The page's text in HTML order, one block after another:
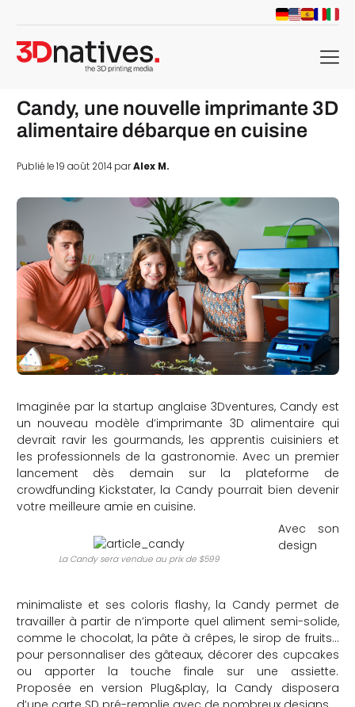
menu
Candy, une nouvelle imprimante 3D
alimentaire débarque en cuisine
Publié le 19 août 2014 parAlex M.
Imaginée par la startup anglaise 3Dventures, Candy est
un nouveau modèle d’imprimante 3D alimentaire qui
devrait ravir les gourmands, les apprentis cuisiniers et
les professionnels de la gastronomie. Avec un premier
lancement dès demain sur la plateforme de
crowdfunding Kickstater, la Candy pourrait bien devenir
votre meilleure amie en cuisine.
La Candy sera vendue au prix de $599
Avec son
design
minimaliste et ses coloris flashy, la Candy permet de
travailler à partir de n’importe quel aliment semi-solide,
comme le chocolat, la pâte à crêpes, le sirop de fruits…
pour personnaliser des gâteaux, décorer des cupcakes
ou apporter la touche finale sur une assiette.
Proposée en version Plug&play, la Candy disposera